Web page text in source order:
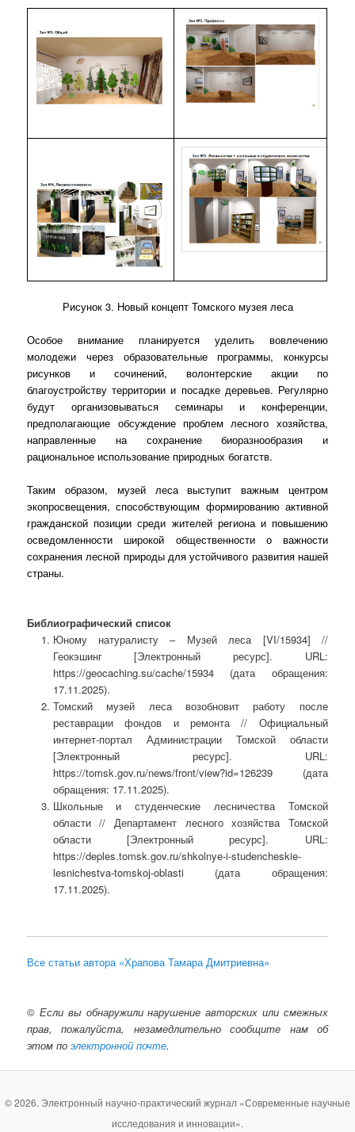
Рисунок 3. Новый концепт Томского музея леса
Особое внимание планируется уделить вовлечению
молодежи через образовательные программы, конкурсы
рисунков и сочинений, волонтерские акции по
благоустройству территории и посадке деревьев. Регулярно
будут организовываться семинары и конференции,
предполагающие обсуждение проблем лесного хозяйства,
направленные на сохранение биоразнообразия и
рациональное использование природных богатств.
Таким образом, музей леса выступит важным центром
экопросвещения, способствующим формированию активной
гражданской позиции среди жителей региона и повышению
осведомленности широкой общественности о важности
сохранения лесной природы для устойчивого развития нашей
страны.
Библиографический список
Юному натуралисту – Музей леса [VI/15934] //
Геокэшинг [Электронный ресурс]. URL:
https://geocaching.su/cache/15934 (дата обращения:
17.11.2025).
Томский музей леса возобновит работу после
реставрации фондов и ремонта // Официальный
интернет-портал Администрации Томской области
[Электронный ресурс]. URL:
https://tomsk.gov.ru/news/front/view?id=126239 (дата
обращения: 17.11.2025).
Школьные и студенческие лесничества Томской
области // Департамент лесного хозяйства Томской
области [Электронный ресурс]. URL:
https://deples.tomsk.gov.ru/shkolnye-i-studencheskie-
lesnichestva-tomskoj-oblasti (дата обращения:
17.11.2025).
Все статьи автора «Храпова Тамара Дмитриевна»
© Если вы обнаружили нарушение авторских или смежных
прав, пожалуйста, незамедлительно сообщите нам об
этом поэлектронной почте.
© 2026. Электронный научно-практический журнал «Современные научные
исследования и инновации».